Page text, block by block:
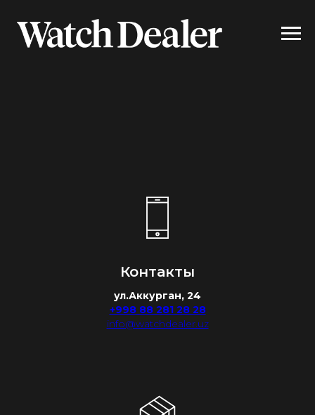
Контакты
ул.Аккурган, 24
+998 88 281 28 28
info@watchdealer.uz